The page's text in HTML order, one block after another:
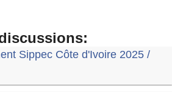
Sippec Côte d'Ivoire 2025 /